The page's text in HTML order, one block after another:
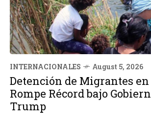
INTERNACIONALES August 5, 2026
Detención de Migrantes en
Rompe Récord bajo
Trump